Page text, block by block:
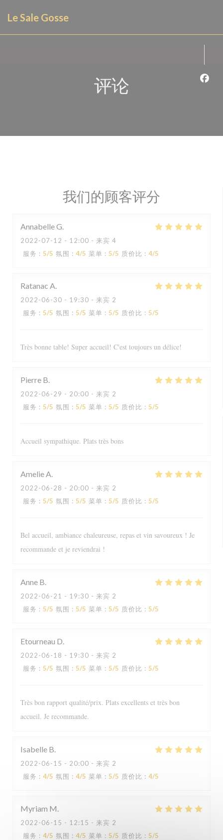
Le Sale Gosse
评论
我们的顾客评分
AnnabelleG
2022-07-12 - 12:00 - 来宾 4
服务 : 5/5 氛围 : 4/5 菜单 : 5/5 质价比 : 4/5
Ratanac A
2022-06-30 - 19:30 - 来宾 2
服务 : 5/5 氛围 : 5/5 菜单 : 5/5 质价比 : 5/5
Très bonne table! Super accueil! C'est toujours un délice!
Pierre B
2022-06-29 - 20:00 - 来宾 2
服务 : 5/5 氛围 : 5/5 菜单 : 5/5 质价比 : 5/5
Accueil sympathique. Plats très bons
AmelieA
2022-06-28 - 20:00 - 来宾 2
服务 : 5/5 氛围 : 5/5 菜单 : 5/5 质价比 : 5/5
Bel accueil, ambiance chaleureuse, repas et vin savoureux ! Je
recommande et je reviendrai !
Anne B
2022-06-21 - 19:30 - 来宾 2
服务 : 5/5 氛围 : 5/5 菜单 : 5/5 质价比 : 5/5
Etourneau D
2022-06-18 - 19:30 - 来宾 2
服务 : 5/5 氛围 : 5/5 菜单 : 5/5 质价比 : 5/5
Très bon rapport qualité/prix. Plats excellents et très bon
accueil. Je recommande.
Isabelle B
2022-06-15 - 20:00 - 来宾 2
服务 : 4/5 氛围 : 4/5 菜单 : 5/5 质价比 : 4/5
Myriam M
2022-06-15 - 12:15 - 来宾 2
服务 : 4/5 氛围 : 4/5 菜单 : 5/5 质价比 : 5/5
Le Sale Gosse